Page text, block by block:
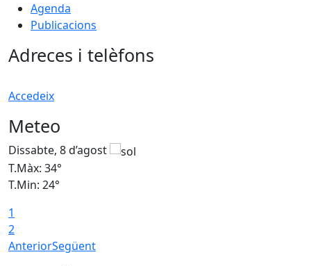
Agenda
Publicacions
Adreces i telèfons
Accedeix
Meteo
Dissabte, 8 d’agost
T.Màx: 34°
T.Min: 24°
1
2
AnteriorSegüent